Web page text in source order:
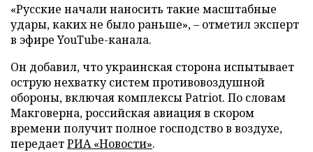
«Русские начали наносить такие масштабные
удары, каких не было раньше», – отметил эксперт
в эфире YouTube-канала.
Он добавил, что украинская сторона испытывает
острую нехватку систем противовоздушной
обороны, включая комплексы Patriot. По словам
Макговерна, российская авиация в скором
времени получит полное господство в воздухе,
передаетРИА «Новости».